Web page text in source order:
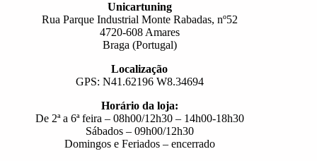
Unicartuning
Rua Parque Industrial Monte Rabadas, nº52
4720-608 Amares
Braga (Portugal)
Localização
GPS: N41.62196 W8.34694
Horário da loja:
De 2ª a 6ª feira – 08h00/12h30 – 14h00-18h30
Sábados – 09h00/12h30
Domingos e Feriados – encerrado